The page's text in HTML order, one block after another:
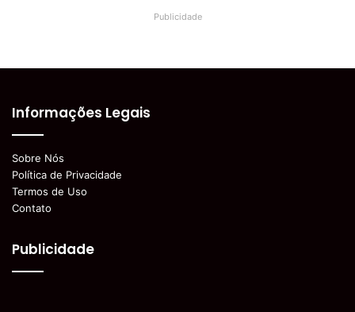
Publicidade
Informações Legais
Sobre Nós
Política de Privacidade
Termos de Uso
Contato
Publicidade